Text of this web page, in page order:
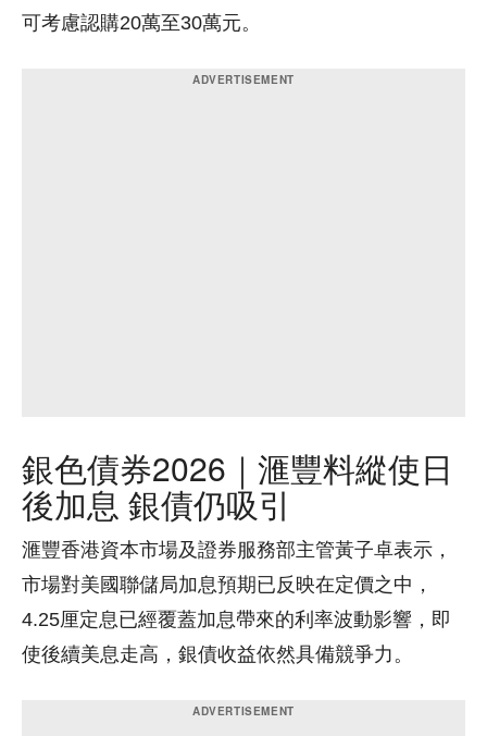
可考慮認購20萬至30萬元。
銀色債券2026｜滙豐料縱使日
後加息 銀債仍吸引
滙豐香港資本市場及證券服務部主管黃子卓表示，
市場對美國聯儲局加息預期已反映在定價之中，
4.25厘定息已經覆蓋加息帶來的利率波動影響，即
使後續美息走高，銀債收益依然具備競爭力。